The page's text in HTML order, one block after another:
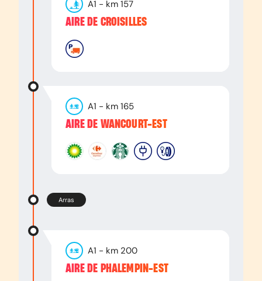
A1 - km 157
AIRE DE CROISILLES
A1 - km 165
AIRE DE WANCOURT-EST
Arras
A1 - km 200
AIRE DE PHALEMPIN-EST